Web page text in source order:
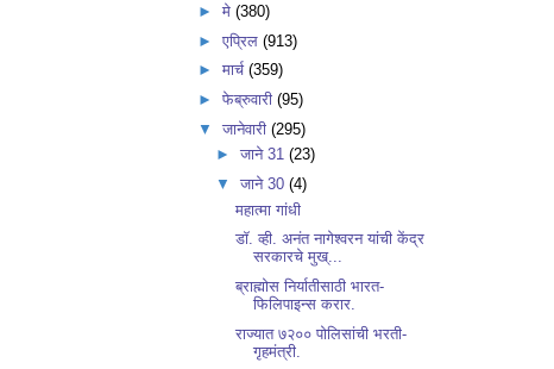
► मे (380)
► एप्रिल (913)
► मार्च (359)
► फेब्रुवारी (95)
▼ जानेवारी (295)
►जाने 31(23)
▼जाने 30(4)
महात्मा गांधी
डॉ. व्ही. अनंत नागेश्वरन यांची केंद्र
सरकारचे मुख्...
ब्राह्मोस निर्यातीसाठी भारत-
फिलिपाइन्स करार.
राज्यात ७२०० पोलिसांची भरती-
गृहमंत्री.